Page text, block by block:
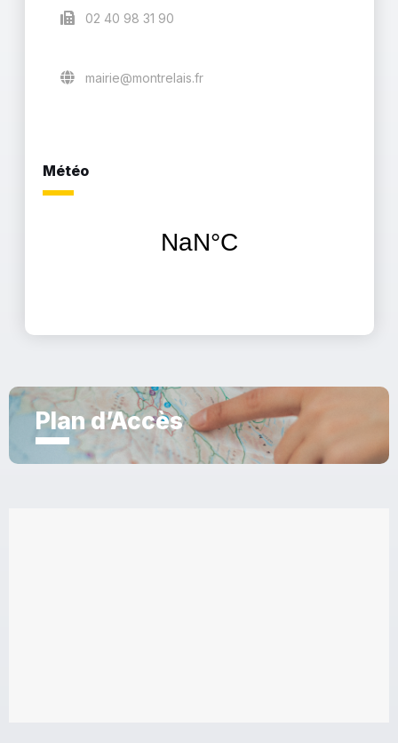
02 40 98 31 90
mairie@montrelais.fr
Météo
Plan d’Accès